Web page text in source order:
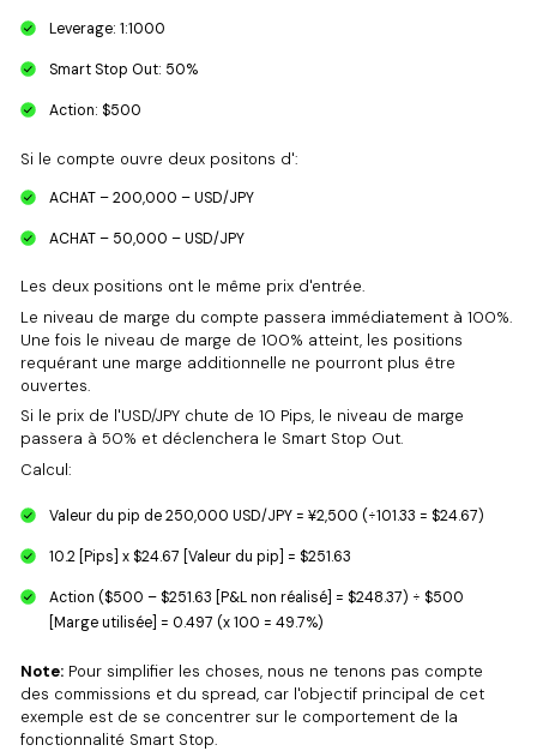
Leverage: 1:1000
Smart Stop Out: 50%
Action: $500
Si le compte ouvre deux positons d':
ACHAT – 200,000 – USD/JPY
ACHAT – 50,000 – USD/JPY
Les deux positions ont le même prix d'entrée.
Le niveau de marge du compte passera immédiatement à 100%.
Une fois le niveau de marge de 100% atteint, les positions
requérant une marge additionnelle ne pourront plus être
ouvertes.
Si le prix de l'USD/JPY chute de 10 Pips, le niveau de marge
passera à 50% et déclenchera le Smart Stop Out.
Calcul:
Valeur du pip de 250,000 USD/JPY = ¥2,500 (÷101.33 = $24.67)
10.2 [Pips] x $24.67 [Valeur du pip] = $251.63
Action ($500 – $251.63 [P&L non réalisé] = $248.37) ÷ $500
[Marge utilisée] = 0.497 (x 100 = 49.7%)
Note: Pour simplifier les choses, nous ne tenons pas compte
des commissions et du spread, car l'objectif principal de cet
exemple est de se concentrer sur le comportement de la
fonctionnalité Smart Stop.